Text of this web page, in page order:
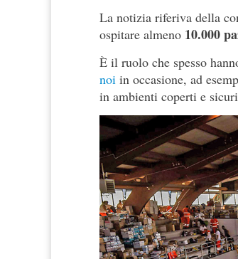
La notizia riferiva della
ospitare almeno 10.000
È il ruolo che spesso
noi in occasione, ad
in ambienti coperti e